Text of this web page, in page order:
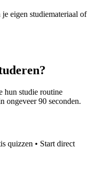
eigen studiemateriaal of
hun studie routine
ongeveer 90 seconden.
quizzen • Start direct